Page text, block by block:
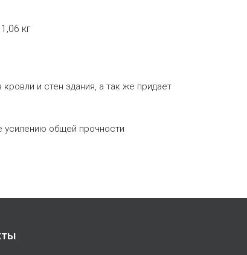
кг
и стен здания, а так же придает
усилению общей прочности